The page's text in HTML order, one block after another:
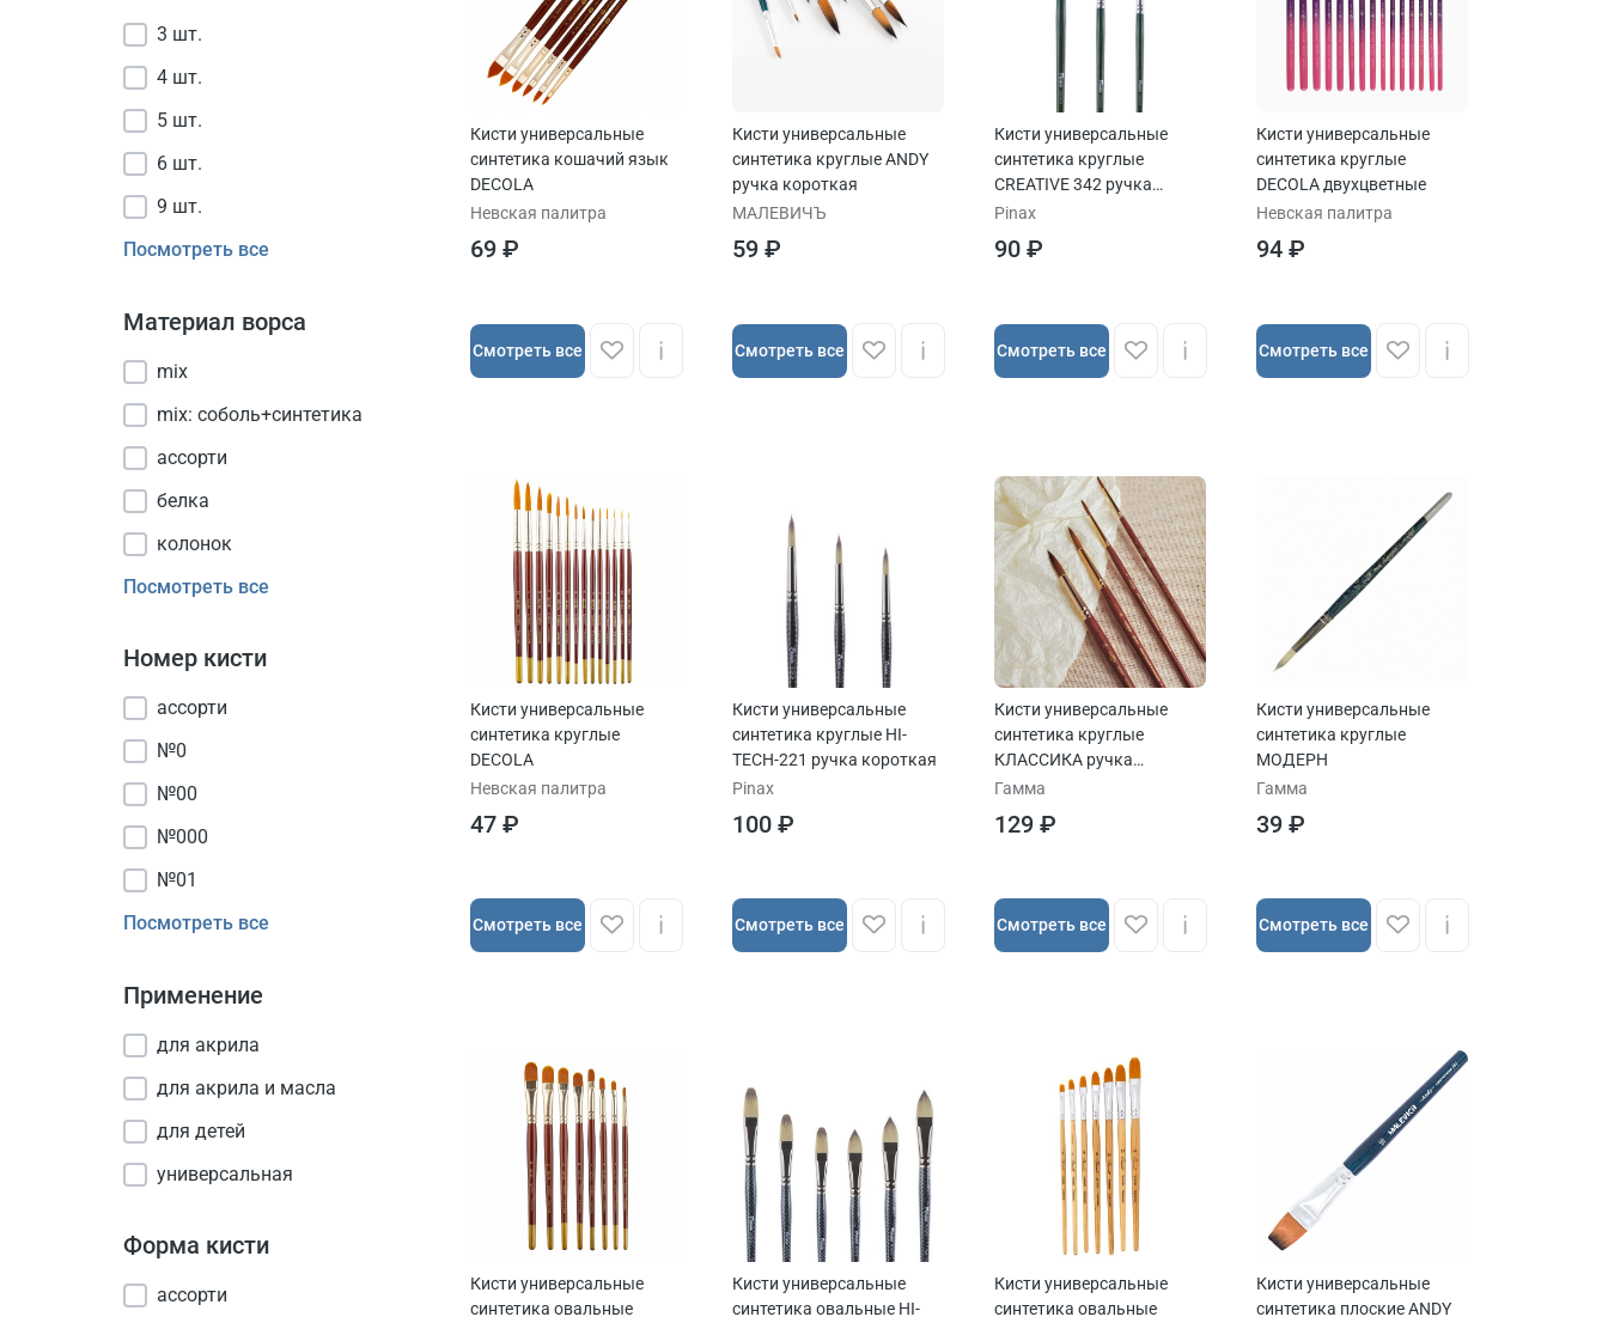
3 шт.
4 шт.
5 шт.
6 шт.
9 шт.
Посмотреть все
Материал ворса
mix
mix: соболь+синтетика
ассорти
белка
колонок
Посмотреть все
Номер кисти
ассорти
№0
№00
№000
№01
Посмотреть все
Применение
для акрила
для акрила и масла
для детей
универсальная
Форма кисти
ассорти
Кисти универсальные
синтетика кошачий язык
DECOLA
Невская палитра
69 ₽
Cмотреть все
Кисти универсальные
синтетика круглые ANDY
ручка короткая
МАЛЕВИЧЪ
59 ₽
Cмотреть все
Кисти универсальные
синтетика круглые
CREATIVE 342 ручка
длинная
Pinax
90 ₽
Cмотреть все
Кисти универсальные
синтетика круглые
DECOLA двухцветные
Невская палитра
94 ₽
Cмотреть все
Кисти универсальные
синтетика круглые
DECOLA
Невская палитра
47 ₽
Cмотреть все
Кисти универсальные
синтетика круглые HI-
TECH-221 ручка короткая
Pinax
100 ₽
Cмотреть все
Кисти универсальные
синтетика круглые
КЛАССИКА ручка
короткая
Гамма
129 ₽
Cмотреть все
Кисти универсальные
синтетика круглые
МОДЕРН
Гамма
39 ₽
Cмотреть все
Кисти универсальные
синтетика овальные
Кисти универсальные
синтетика овальные HI-
Кисти универсальные
синтетика овальные
Кисти универсальные
синтетика плоские ANDY